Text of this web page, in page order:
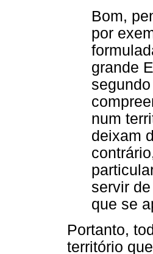
Bom,
por
grande
num
deixam
servir
que se
Portanto,
território